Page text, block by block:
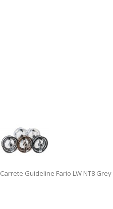
Carrete Guideline Fario LW NT8 Grey